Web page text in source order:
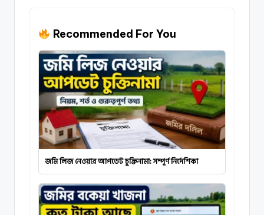
Recommended For You
জমি লিজ নেওয়ার আপডেট চুক্তিনামা: সম্পূর্ণ নির্দেশিকা